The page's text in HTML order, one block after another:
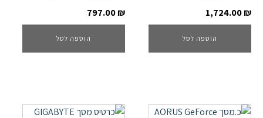
1,724.00₪
הוספה לסל
797.00₪
הוספה לסל